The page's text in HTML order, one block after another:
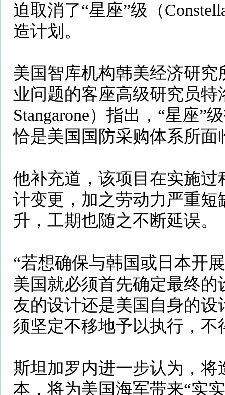
迫取消了“星座”级（
造计划。
美国智库机构韩美经济研
业问题的客座高级研究员特
Stangarone）指出，“星座”
恰是美国国防采购体系所
他补充道，该项目在实施
计变更，加之劳动力严重
升，工期也随之不断延误。
“若想确保与韩国或日本开
美国就必须首先确定最终
友的设计还是美国自身的
须坚定不移地予以执行，不
斯坦加罗内进一步认为，
本，将为美国海军带来“实